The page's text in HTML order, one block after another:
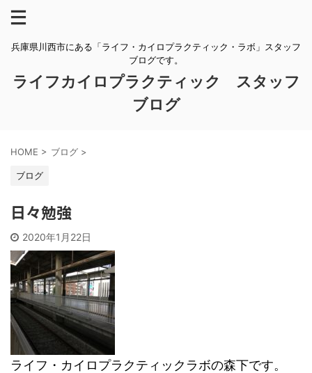
兵庫県川西市にある「ライフ・カイロプラクティック・ラボ」スタッフ
ブログです。
ライフカイロプラクティック スタッフ
ブログ
HOME > ブログ >
ブログ
日々勉強
2020年1月22日
ライフ・カイロプラクティックラボの森下です。